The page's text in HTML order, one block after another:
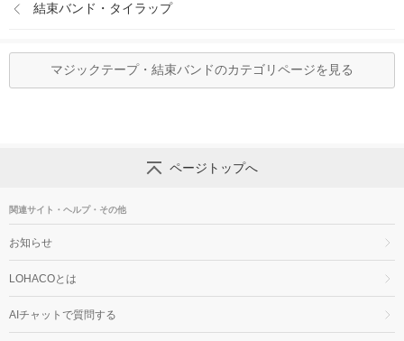
結束バンド・タイラップ
マジックテープ・結束バンドのカテゴリページを見る
ページトップへ
関連サイト・ヘルプ・その他
お知らせ
LOHACOとは
AIチャットで質問する